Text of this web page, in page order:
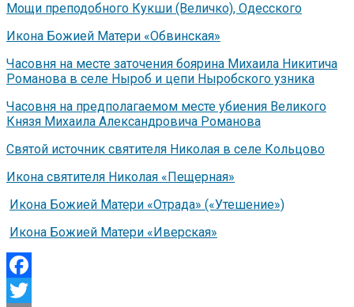
Мощи преподобного Кукши (Величко), Одесского
Икона Божией Матери «Обвинская»
Часовня на месте заточения боярина Михаила Никитича
Романова в селе Ныроб и цепи Ныробского узника
Часовня на предполагаемом месте убиения Великого
Князя Михаила Александровича Романова
Святой источник святителя Николая в селе Кольцово
Икона святителя Николая «Пещерная»
Икона Божией Матери «Отрада» («Утешение»)
Икона Божией Матери «Иверская»
Facebook